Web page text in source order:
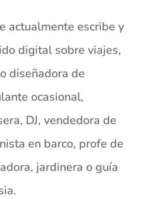
actualmente escribe y
digital sobre viajes,
diseñadora de
ocasional,
DJ, vendedora de
en barco, profe de
jardinera o guía